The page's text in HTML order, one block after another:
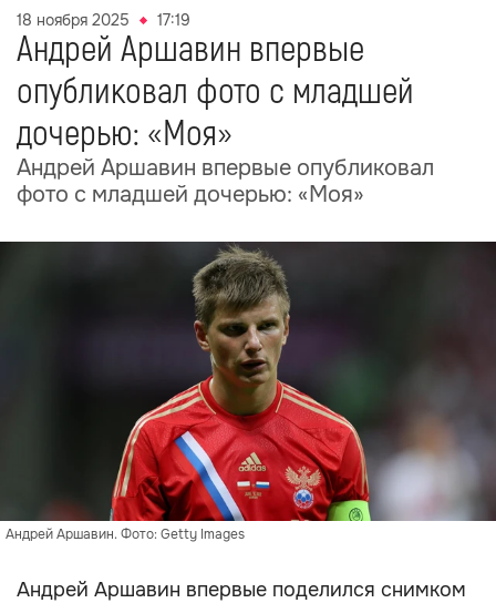
18 ноября 2025 17:19
Андрей Аршавин впервые
опубликовал фото с младшей
дочерью: «Моя»
Андрей Аршавин впервые опубликовал
фото с младшей дочерью: «Моя»
Андрей Аршавин. Фото: Getty Images
Андрей Аршавин впервые поделился снимком